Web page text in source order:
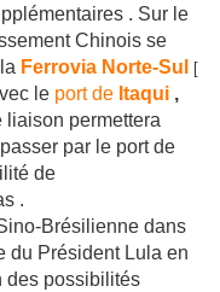
. Sur le
Chinois se
Ferrovia Norte-Sul
[
le port de Itaqui ,
liaison permettera
par le port de
de
.
Brésilienne dans
du Président Lula en
des possibilités